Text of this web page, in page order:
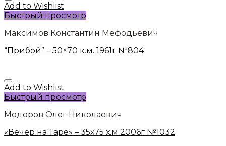
Add to Wishlist
Быстрый просмотр
Максимов Константин Мефодьевич
“Прибой” – 50×70 к.м. 1961г №804
Add to Wishlist
Быстрый просмотр
Модоров Олег Николаевич
«Вечер на Таре» – 35х75 х.м 2006г №1032